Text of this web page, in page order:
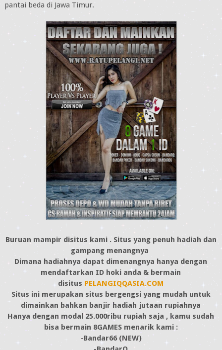
pantai beda di Jawa Timur.
Buruan mampir disitus kami . Situs yang penuh hadiah dan
gampang menangnya
Dimana hadiahnya dapat dimenangnya hanya dengan
mendaftarkan ID hoki anda & bermain
disitus PELANGIQQASIA.COM
Situs ini merupakan situs bergengsi yang mudah untuk
dimainkan bahkan banjir hadiah jutaan rupiahnya
Hanya dengan modal 25.000ribu rupiah saja , kamu sudah
bisa bermain 8GAMES menarik kami :
-Bandar66 (NEW)